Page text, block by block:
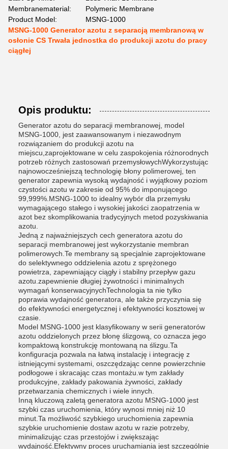
Membranematerial:
Polymeric Membrane
Product Model:
MSNG-1000
MSNG-1000 Generator azotu z separacją membranową w
osłonie CS Trwała jednostka do produkcji azotu do pracy
ciągłej
Opis produktu:
Generator azotu do separacji membranowej, model
MSNG-1000, jest zaawansowanym i niezawodnym
rozwiązaniem do produkcji azotu na
miejscu,zaprojektowane w celu zaspokojenia różnorodnych
potrzeb różnych zastosowań przemysłowychWykorzystując
najnowocześniejszą technologię błony polimerowej, ten
generator zapewnia wysoką wydajność i wyjątkowy poziom
czystości azotu w zakresie od 95% do imponującego
99,999%.MSNG-1000 to idealny wybór dla przemysłu
wymagającego stałego i wysokiej jakości zaopatrzenia w
azot bez skomplikowania tradycyjnych metod pozyskiwania
azotu.
Jedną z najważniejszych cech generatora azotu do
separacji membranowej jest wykorzystanie membran
polimerowych.Te membrany są specjalnie zaprojektowane
do selektywnego oddzielenia azotu z sprężonego
powietrza, zapewniający ciągły i stabilny przepływ gazu
azotu.zapewnienie długiej żywotności i minimalnych
wymagań konserwacyjnychTechnologia ta nie tylko
poprawia wydajność generatora, ale także przyczynia się
do efektywności energetycznej i efektywności kosztowej w
czasie.
Model MSNG-1000 jest klasyfikowany w serii generatorów
azotu oddzielonych przez błonę ślizgową, co oznacza jego
kompaktową konstrukcję montowaną na ślizgu.Ta
konfiguracja pozwala na łatwą instalację i integrację z
istniejącymi systemami, oszczędzając cenne powierzchnie
podłogowe i skracając czas montażu.w tym zakłady
produkcyjne, zakłady pakowania żywności, zakłady
przetwarzania chemicznych i wiele innych.
Inną kluczową zaletą generatora azotu MSNG-1000 jest
szybki czas uruchomienia, który wynosi mniej niż 10
minut.Ta możliwość szybkiego uruchomienia zapewnia
szybkie uruchomienie dostaw azotu w razie potrzeby,
minimalizując czas przestojów i zwiększając
wydajność.Efektywny proces uruchamiania jest szczególnie